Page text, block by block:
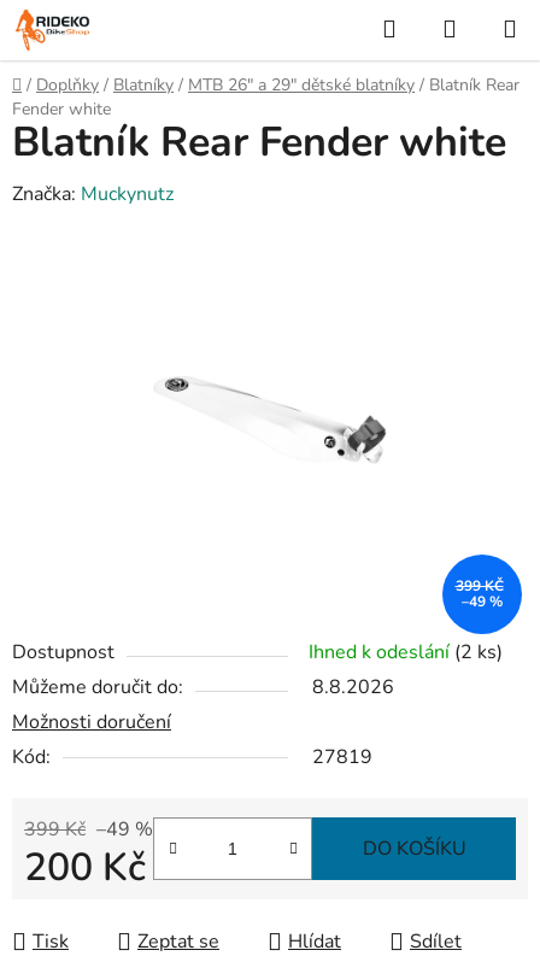
Přejít
na
obsah
Hledat
KOŠÍK
Domů
/ Doplňky / Blatníky / MTB 26" a 29" dětské blatníky / Blatník Rear
Fender white
Dostupnost Ihned k odeslání (2 ks)
Můžeme doručit do:
8.8.2026
Možnosti doručení
Kód:
27819
399 Kč –49 %
200 Kč DO KOŠÍKU
Tisk Zeptat se Hlídat Sdílet
Blatník Rear Fender white
Značka: Muckynutz
399 KČ
–49 %